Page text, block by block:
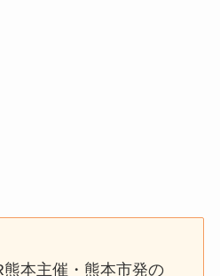
本主催・熊本市発の